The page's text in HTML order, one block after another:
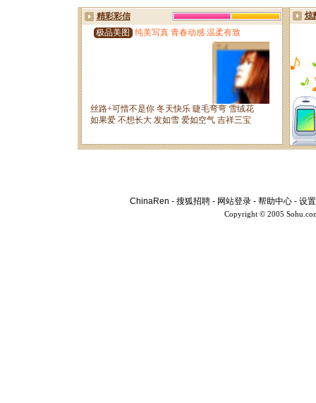
ChinaRen - 搜狐招聘 - 网站登录 - 帮助中心 - 设
Copyright © 2005